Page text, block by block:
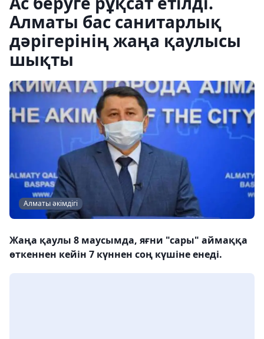
Алматы бас санитарлық
дәрігерінің жаңа қаулысы
шықты
Алматы әкімдігі
Жаңа қаулы 8 маусымда, яғни "сары" аймаққа
өткеннен кейін 7 күннен соң күшіне енеді.